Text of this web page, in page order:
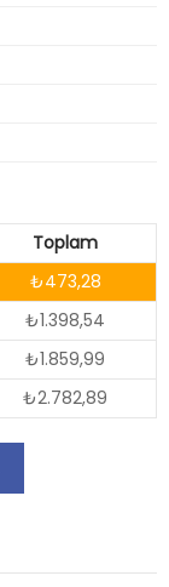
Toplam
₺473,28
₺1.398,54
₺1.859,99
₺2.782,89